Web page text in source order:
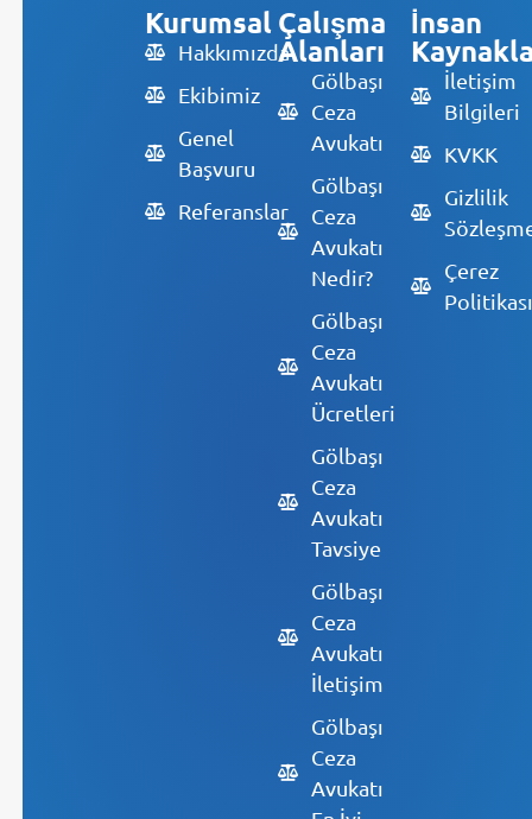
Kurumsal
Hakkımızda
Ekibimiz
Genel
Başvuru
Referanslar
Çalışma
Alanları
Gölbaşı
Ceza
Avukatı
Gölbaşı
Ceza
Avukatı
Nedir?
Gölbaşı
Ceza
Avukatı
Ücretleri
Gölbaşı
Ceza
Avukatı
Tavsiye
Gölbaşı
Ceza
Avukatı
İletişim
Gölbaşı
Ceza
Avukatı
İnsan
İletişim
Bilgileri
KVKK
Gizlilik
Çerez
Politikası